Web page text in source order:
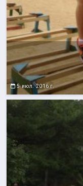
5 июл. 2016 г.